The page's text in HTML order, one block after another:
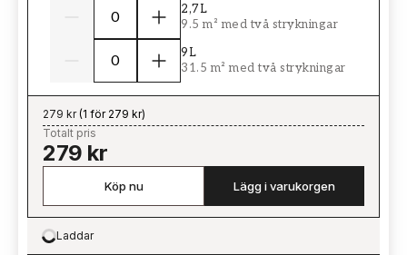
2,7L
9.5 m² med två strykningar
9L
31.5 m² med två strykningar
279 kr(1 för 279 kr)
Totalt pris
279 kr
Köp nu Lägg i varukorgen
Loading…
Laddar